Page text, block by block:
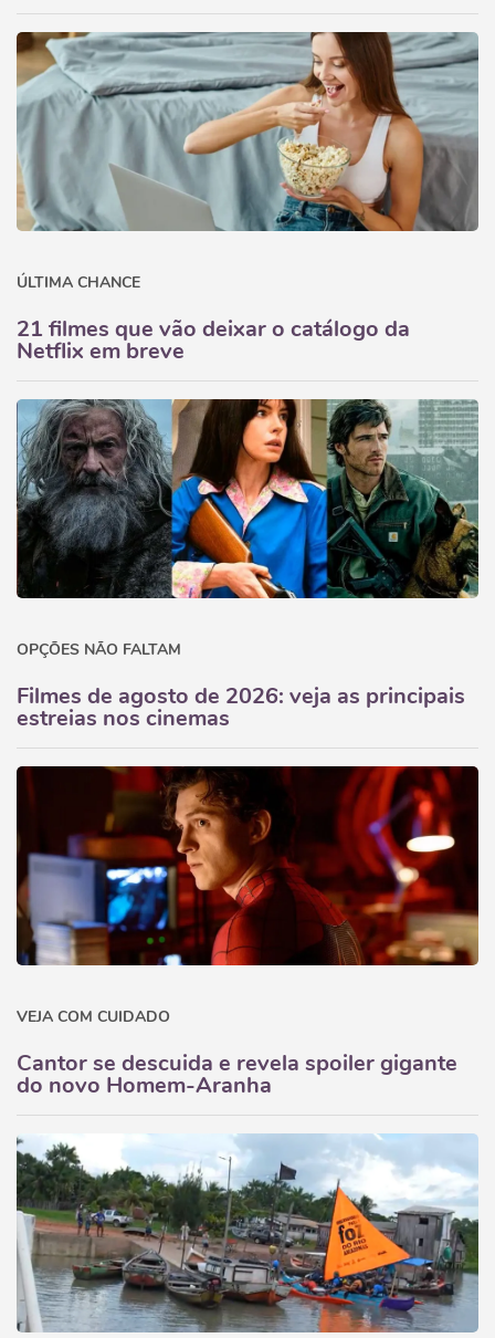
ÚLTIMA CHANCE
21 filmes que vão deixar o catálogo da
Netflix em breve
OPÇÕES NÃO FALTAM
Filmes de agosto de 2026: veja as principais
estreias nos cinemas
VEJA COM CUIDADO
Cantor se descuida e revela spoiler gigante
do novo Homem-Aranha